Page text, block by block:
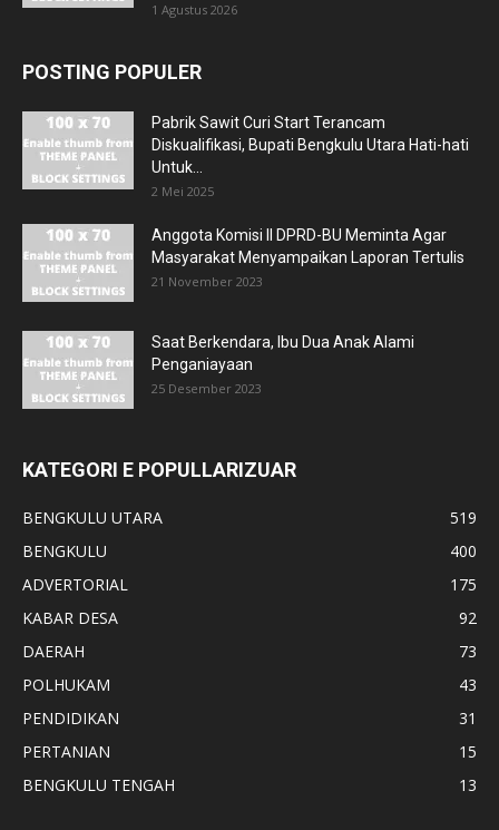
1 Agustus 2026
POSTING POPULER
Pabrik Sawit Curi Start Terancam
Diskualifikasi, Bupati Bengkulu Utara Hati-hati
Untuk...
2 Mei 2025
Anggota Komisi II DPRD-BU Meminta Agar
Masyarakat Menyampaikan Laporan Tertulis
21 November 2023
Saat Berkendara, Ibu Dua Anak Alami
Penganiayaan
25 Desember 2023
KATEGORI E POPULLARIZUAR
BENGKULU UTARA
519
BENGKULU
400
ADVERTORIAL
175
KABAR DESA
92
DAERAH
73
POLHUKAM
43
PENDIDIKAN
31
PERTANIAN
15
BENGKULU TENGAH
13